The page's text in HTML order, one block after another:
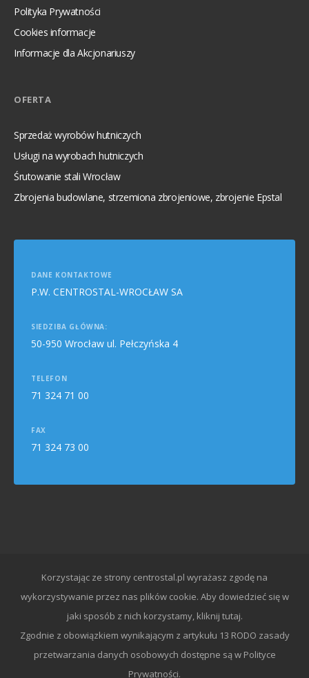
Polityka Prywatności
Cookies informacje
Informacje dla Akcjonariuszy
OFERTA
Sprzedaż wyrobów hutniczych
Usługi na wyrobach hutniczych
Śrutowanie stali Wrocław
Zbrojenia budowlane, strzemiona zbrojeniowe, zbrojenie Epstal
DANE KONTAKTOWE
P.W. CENTROSTAL-WROCŁAW SA
SIEDZIBA GŁÓWNA:
50-950 Wrocław ul. Pełczyńska 4
TELEFON
71 324 71 00
FAX
71 324 73 00
Korzystając ze strony centrostal.pl wyrażasz zgodę na
wykorzystywanie przez nas plików cookie. Aby dowiedzieć się w
jaki sposób z nich korzystamy, kliknij tutaj.
Zgodnie z obowiązkiem wynikającym z artykułu 13 RODO zasady
przetwarzania danych osobowych dostępne są w Polityce
Prywatności.